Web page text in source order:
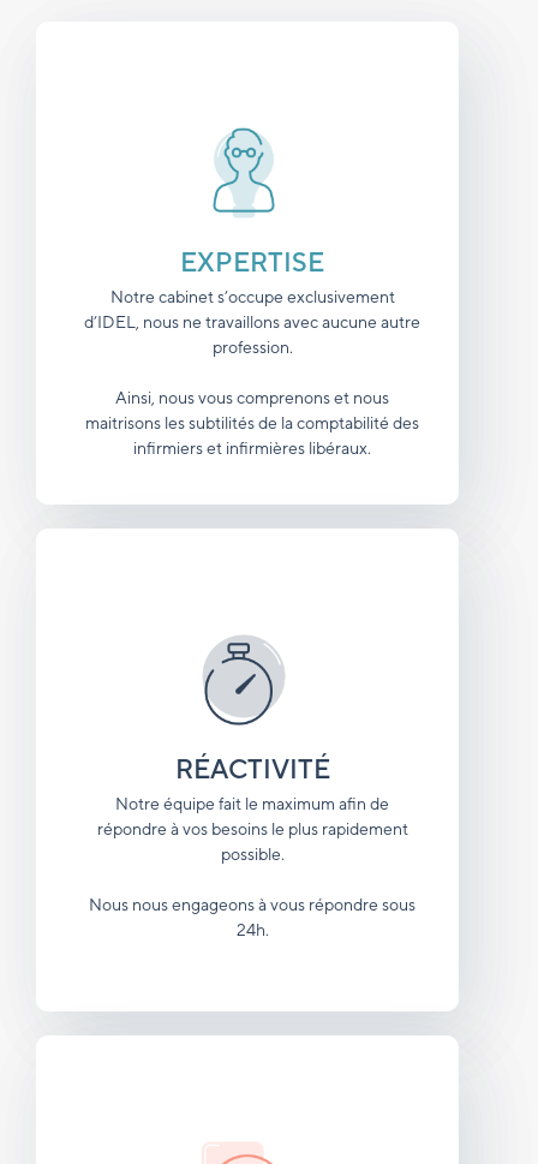
EXPERTISE
Notre cabinet s’occupe exclusivement
d’IDEL, nous ne travaillons avec aucune autre
profession.
Ainsi, nous vous comprenons et nous
maitrisons les subtilités de la comptabilité des
infirmiers et infirmières libéraux.
RÉACTIVITÉ
Notre équipe fait le maximum afin de
répondre à vos besoins le plus rapidement
possible.
Nous nous engageons à vous répondre sous
24h.